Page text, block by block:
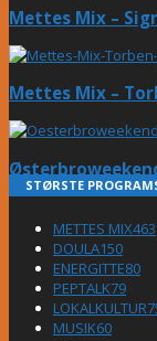
Mettes Mix –
Mettes Mix –
STØRSTE
METTES MIX463
DOULA150
ENERGITTE80
PEPTALK79
LOKALKULTUR
MUSIK60